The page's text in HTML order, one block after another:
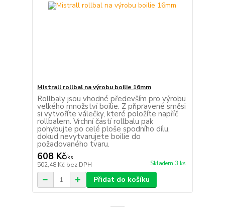
Mistrall rollbal na výrobu boilie 16mm
Rollbaly jsou vhodné především pro výrobu
velkého množství boilie. Z připravené směsi
si vytvoříte válečky, které položíte napříč
rollbalem. Vrchní částí rollbalu pak
pohybujte po celé ploše spodního dílu,
dokud nevytvarujete boilie do
požadovaného tvaru.
608 Kč/ks
502,48 Kč bez DPH Skladem 3 ks
Přidat do košíku